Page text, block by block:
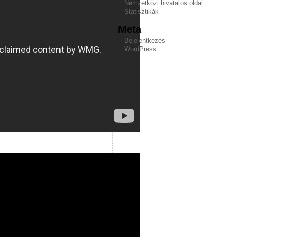
Nemzetközi hivatalos oldal
Statisztikák
Meta
Bejelentkezés
WordPress